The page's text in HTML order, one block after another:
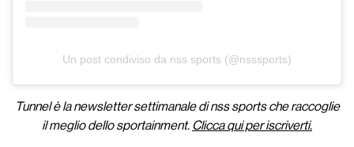
Un post condiviso da nss sports (@nsssports)
Tunnel è la newsletter settimanale di nss sports che raccoglie
il meglio dello sportainment. Clicca qui per iscriverti.